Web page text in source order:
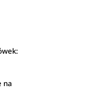
na